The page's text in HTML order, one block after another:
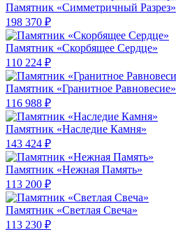
Памятник «Симметричный Разрез»
198 370 ₽
Памятник «Скорбящее Сердце»
110 224 ₽
Памятник «Гранитное Равновесие»
116 988 ₽
Памятник «Наследие Камня»
143 424 ₽
Памятник «Нежная Память»
113 200 ₽
Памятник «Светлая Свеча»
113 230 ₽